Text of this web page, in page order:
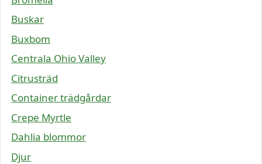
Buskar
Buxbom
Centrala Ohio Valley
Citrusträd
Container trädgårdar
Crepe Myrtle
Dahlia blommor
Djur